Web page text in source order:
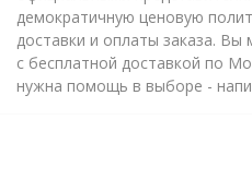
демократичную ценовую
доставки и оплаты заказа.
с бесплатной доставкой по
нужна помощь в выборе -